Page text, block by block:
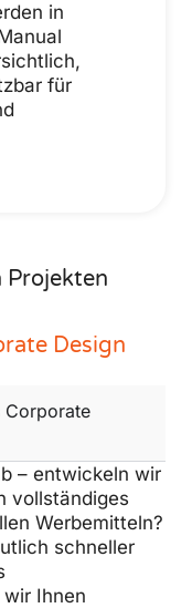
in
für
Projekten
Design
Corporate
– entwickeln wir
vollständiges
Werbemitteln?
schneller
Ihnen